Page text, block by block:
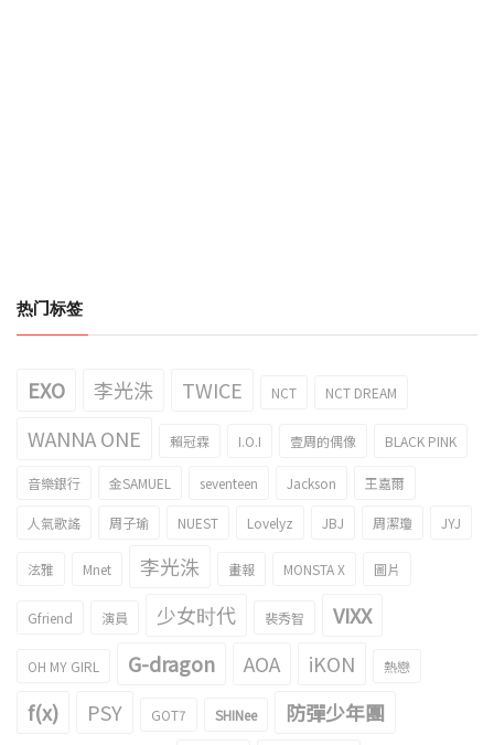
热门标签
EXO 李光洙 TWICE NCT NCT DREAM
WANNA ONE 賴冠霖 I.O.I 壹周的偶像 BLACK PINK
音樂銀行 金SAMUEL seventeen Jackson 王嘉爾
人氣歌謠 周子瑜 NUEST Lovelyz JBJ 周潔瓊 JYJ
泫雅 Mnet 李光洙 畫報 MONSTA X 圖片
Gfriend 演員 少女时代 裴秀智 VIXX
OH MY GIRL G-dragon AOA iKON 熱戀
f(x) PSY GOT7 SHINee 防彈少年團